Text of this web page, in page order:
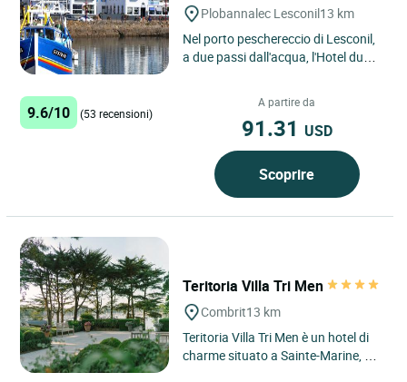
Plobannalec Lesconil13 km
Nel porto peschereccio di Lesconil,
a due passi dall'acqua, l'Hotel du
9.6/10 (53 recensioni)
A partire da
91.31 USD
Scoprire
Teritoria Villa Tri Men
Combrit13 km
Teritoria Villa Tri Men è un hotel di
charme situato a Sainte-Marine, nel